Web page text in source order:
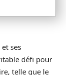
ses
défi pour
telle que le